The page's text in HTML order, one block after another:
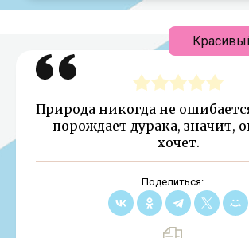
Природа никогда не
порождает дурака, значит,
хочет.
Поделиться: